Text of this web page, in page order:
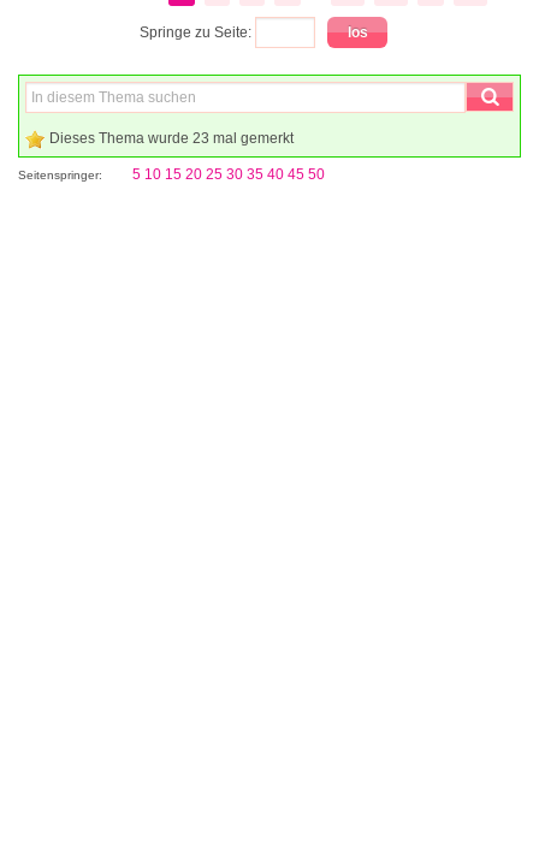
Springe zu Seite:
Dieses Thema wurde 23 mal gemerkt
Seitenspringer: 5 10 15 20 25 30 35 40 45 50